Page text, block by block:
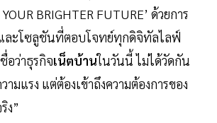
BRIGHTER FUTURE’ ด้วยการ
ะโซลูชันที่ตอบโจทย์ทุกดิจิทัลไลฟ์
อว่าธุรกิจเน็ตบ้านในวันนี้ ไม่ได้วัดกัน
ามแรง แต่ต้องเข้าถึงความต้องการของ
ง”